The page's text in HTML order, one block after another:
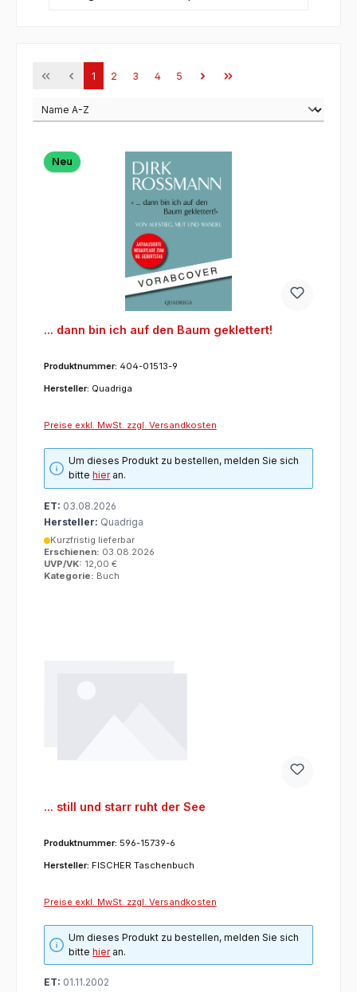
Seite
1 Seite
2 Seite
3 Seite
4 Seite
5
Neu
... dann bin ich auf den Baum geklettert!
Produktnummer: 404-01513-9
Hersteller: Quadriga
Preise exkl. MwSt. zzgl. Versandkosten
Um dieses Produkt zu bestellen, melden Sie sich
bittehieran.
ET: 03.08.2026
Hersteller: Quadriga
Kurzfristig lieferbar
Erschienen: 03.08.2026
UVP/VK: 12,00 €
Kategorie: Buch
... still und starr ruht der See
Produktnummer: 596-15739-6
Hersteller: FISCHER Taschenbuch
Preise exkl. MwSt. zzgl. Versandkosten
Um dieses Produkt zu bestellen, melden Sie sich
bittehieran.
ET: 01.11.2002